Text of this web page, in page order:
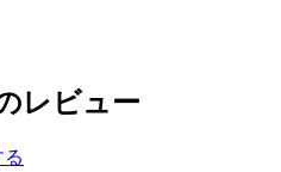
レビュー